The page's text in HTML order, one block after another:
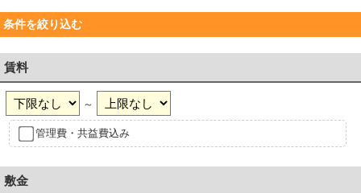
条件を絞り込む
賃料
～
管理費・共益費込み
敷金